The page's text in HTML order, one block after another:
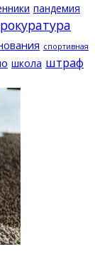
пандемия
спортивная
школа штраф